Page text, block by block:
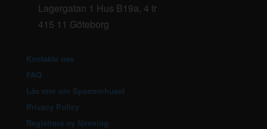
Lagergatan 1 Hus B19a, 4 tr
415 11 Göteborg
Kontakta oss
FAQ
Läs mer om Sponsorhuset
Privacy Policy
Registrera ny förening